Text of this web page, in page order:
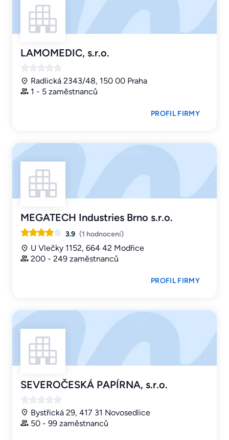
LAMOMEDIC, s.r.o.
Radlická 2343/48, 150 00 Praha
1 - 5 zaměstnanců
PROFIL FIRMY
MEGATECH Industries Brno s.r.o.
3.9 (1 hodnocení)
U Vlečky 1152, 664 42 Modřice
200 - 249 zaměstnanců
PROFIL FIRMY
SEVEROČESKÁ PAPÍRNA, s.r.o.
Bystřická 29, 417 31 Novosedlice
50 - 99 zaměstnanců